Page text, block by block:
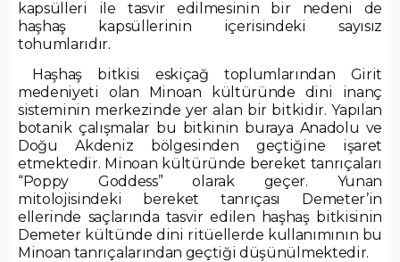
kapsülleri ile tasvir edilmesinin bir nedeni de
haşhaş kapsüllerinin içerisindeki sayısız
tohumlarıdır.
Haşhaş bitkisi eskiçağ toplumlarından Girit
medeniyeti olan Minoan kültüründe dini inanç
sisteminin merkezinde yer alan bir bitkidir. Yapılan
botanik çalışmalar bu bitkinin buraya Anadolu ve
Doğu Akdeniz bölgesinden geçtiğine işaret
etmektedir. Minoan kültüründe bereket tanrıçaları
“Poppy Goddess” olarak geçer. Yunan
mitolojisindeki bereket tanrıçası Demeter’in
ellerinde saçlarında tasvir edilen haşhaş bitkisinin
Demeter kültünde dini ritüellerde kullanımının bu
Minoan tanrıçalarından geçtiği düşünülmektedir.